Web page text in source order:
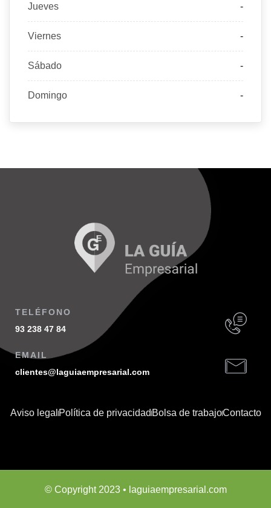
Jueves -
Viernes -
Sábado -
Domingo -
TELÉFONO
93 238 47 84
EMAIL
clientes@laguiaempresarial.com
Aviso legal Política de privacidadBolsa de trabajoContacto
© Copyright 2023 • laguiaempresarial.com